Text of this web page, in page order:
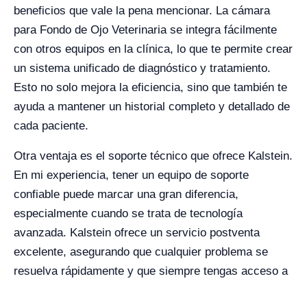
beneficios que vale la pena mencionar. La cámara
para Fondo de Ojo Veterinaria se integra fácilmente
con otros equipos en la clínica, lo que te permite crear
un sistema unificado de diagnóstico y tratamiento.
Esto no solo mejora la eficiencia, sino que también te
ayuda a mantener un historial completo y detallado de
cada paciente.
Otra ventaja es el soporte técnico que ofrece Kalstein.
En mi experiencia, tener un equipo de soporte
confiable puede marcar una gran diferencia,
especialmente cuando se trata de tecnología
avanzada. Kalstein ofrece un servicio postventa
excelente, asegurando que cualquier problema se
resuelva rápidamente y que siempre tengas acceso a